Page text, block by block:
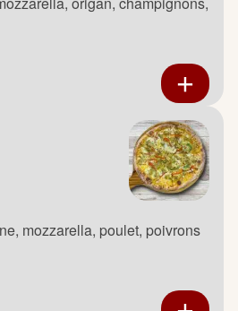
mozzarella, poulet, poivrons